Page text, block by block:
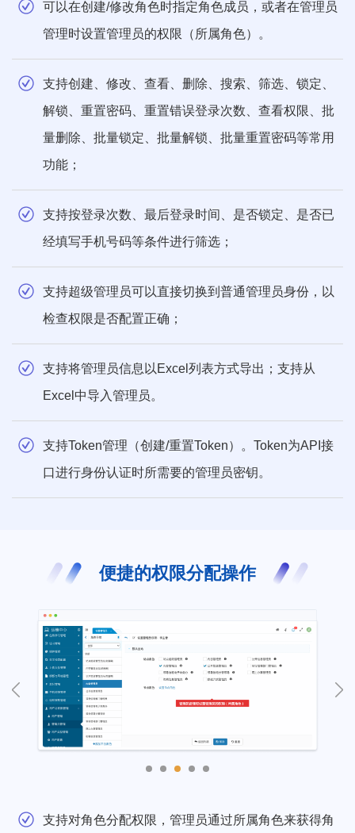
可以在创建/修改角色时指定角色成员，或者在管理员
管理时设置管理员的权限（所属角色）。
支持创建、修改、查看、删除、搜索、筛选、锁定、
解锁、重置密码、重置错误登录次数、查看权限、批
量删除、批量锁定、批量解锁、批量重置密码等常用
功能；
支持按登录次数、最后登录时间、是否锁定、是否已
经填写手机号码等条件进行筛选；
支持超级管理员可以直接切换到普通管理员身份，以
检查权限是否配置正确；
支持将管理员信息以Excel列表方式导出；支持从
Excel中导入管理员。
支持Token管理（创建/重置Token）。Token为API接
口进行身份认证时所需要的管理员密钥。
便捷的权限分配操作
支持对角色分配权限，管理员通过所属角色来获得角